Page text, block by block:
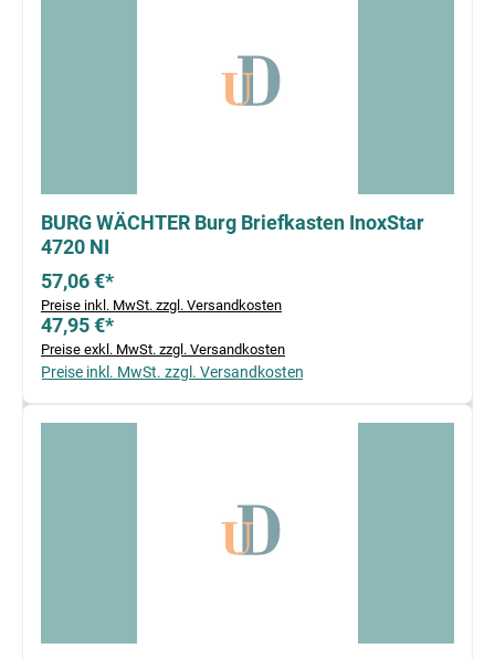
BURG WÄCHTER Burg Briefkasten InoxStar
4720 NI
57,06 €*
Preise inkl. MwSt. zzgl. Versandkosten
47,95 €*
Preise exkl. MwSt. zzgl. Versandkosten
Preise inkl. MwSt. zzgl. Versandkosten